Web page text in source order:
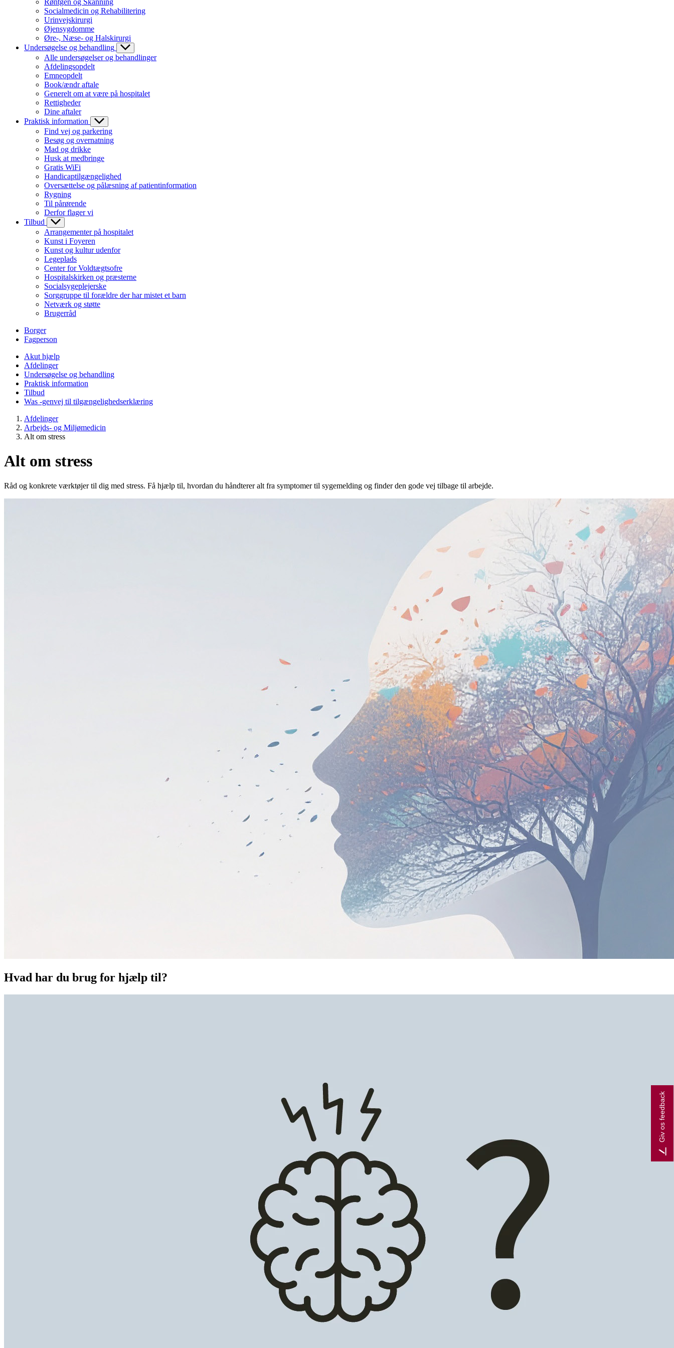
Røntgen og Skanning
Socialmedicin og Rehabilitering
Urinvejskirurgi
Øjensygdomme
Øre-, Næse- og Halskirurgi
Undersøgelse og behandling
Alle undersøgelser og behandlinger
Afdelingsopdelt
Emneopdelt
Book/ændr aftale
Generelt om at være på hospitalet
Rettigheder
Dine aftaler
Praktisk information
Find vej og parkering
Besøg og overnatning
Mad og drikke
Husk at medbringe
Gratis WiFi
Handicaptilgængelighed
Oversættelse og pålæsning af patientinformation
Rygning
Til pårørende
Derfor flager vi
Tilbud
Arrangementer på hospitalet
Kunst i Foyeren
Kunst og kultur udenfor
Legeplads
Center for Voldtægtsofre
Hospitalskirken og præsterne
Socialsygeplejerske
Sorggruppe til forældre der har mistet et barn
Netværk og støtte
Brugerråd
Borger
Fagperson
Akut hjælp
Afdelinger
Undersøgelse og behandling
Praktisk information
Tilbud
Was -genvej til tilgængelighedserklæring
Afdelinger
Arbejds- og Miljømedicin
Alt om stress
Alt om stress
Råd og konkrete værktøjer til dig med stress. Få hjælp til, hvordan du håndterer alt fra symptomer til sygemelding og finder den gode vej tilbage til arbejde.
Hvad har du brug for hjælp til?
Giv os feedback